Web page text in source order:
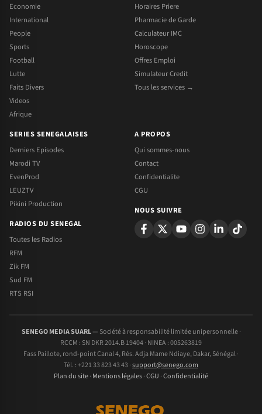
Economie
International
People
Sports
Football
Lutte
Faits Divers
Videos
Afrique
Horaires Priere
Pharmacie de Garde
Calculateur IMC
Horoscope
Offres Emploi
Simulateur Credit
Tous les services →
SERIES SENEGALAISES
Derniers Episodes
Marodi TV
EvenProd
LEUZTV
Pikini Production
RADIOS DU SENEGAL
Toutes les Radios
RFM
Zik FM
Sud FM
RTS RSI
A PROPOS
Qui sommes-nous
Contact
Confidentialite
CGU
NOUS SUIVRE
SENEGO MEDIA SUARL— Société à responsabilité limitée unipersonnelle ·
RCCM : SN DKR 2014.B 19404 · NINEA : 005263819
Fass Paillote, rond-point Canal 4, Rés. Adja Mame Ndiaye, Dakar, Sénégal ·
Tél. : +221 33 823 43 43 ·support@senego.com
Plan du site· Mentions légales·CGU ·Confidentialité